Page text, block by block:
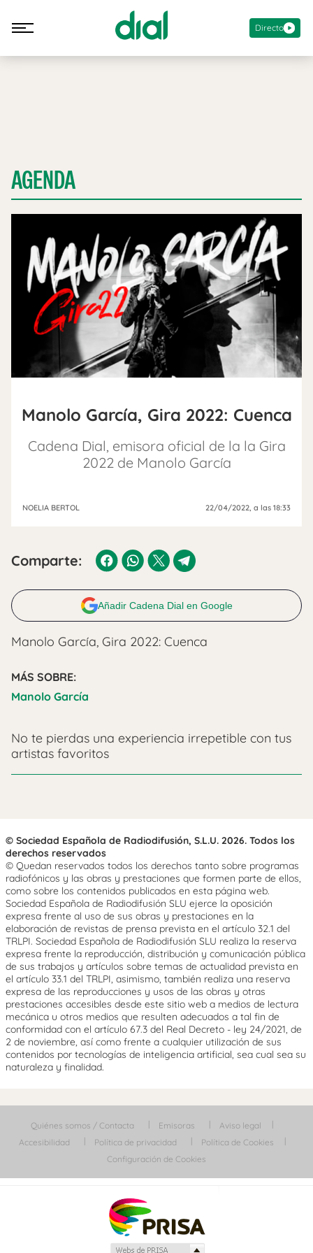
Directo
AGENDA
Manolo García, Gira 2022: Cuenca
Cadena Dial, emisora oficial de la la Gira
2022 de Manolo García
NOELIA BERTOL 22/04/2022, a las 18:33
Comparte:
Añadir Cadena Dial en Google
Manolo García, Gira 2022: Cuenca
MÁS SOBRE:
Manolo García
No te pierdas una experiencia irrepetible con tus
artistas favoritos
© Sociedad Española de Radiodifusión, S.L.U. 2026. Todos los
derechos reservados
© Quedan reservados todos los derechos tanto sobre programas
radiofónicos y las obras y prestaciones que formen parte de ellos,
como sobre los contenidos publicados en esta página web.
Sociedad Española de Radiodifusión SLU ejerce la oposición
expresa frente al uso de sus obras y prestaciones en la
elaboración de revistas de prensa prevista en el artículo 32.1 del
TRLPI. Sociedad Española de Radiodifusión SLU realiza la reserva
expresa frente la reproducción, distribución y comunicación pública
de sus trabajos y artículos sobre temas de actualidad prevista en
el artículo 33.1 del TRLPI, asimismo, también realiza una reserva
expresa de las reproducciones y usos de las obras y otras
prestaciones accesibles desde este sitio web a medios de lectura
mecánica u otros medios que resulten adecuados a tal fin de
conformidad con el artículo 67.3 del Real Decreto - ley 24/2021, de
2 de noviembre, así como frente a cualquier utilización de sus
contenidos por tecnologías de inteligencia artificial, sea cual sea su
naturaleza y finalidad.
Quiénes somos / Contacta Emisoras
Aviso legal
Accesibilidad
Política de privacidad
Política de Cookies
Configuración de Cookies